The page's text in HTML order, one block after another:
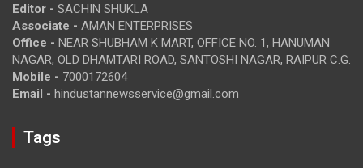
Editor - SACHIN SHUKLA
Associate - AMAN ENTERPRISES
Office - NEAR SHUBHAM K MART, OFFICE NO. 1, HANUMAN
NAGAR, OLD DHAMTARI ROAD, SANTOSHI NAGAR, RAIPUR C.G.
Mobile - 7000172604
Email - hindustannewsservice@gmail.com
Tags